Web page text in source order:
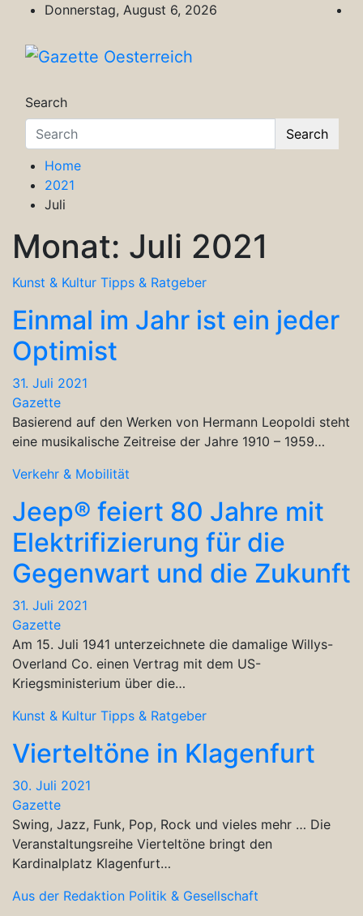
content
Donnerstag, August 6, 2026
Search
Search
Home
2021
Juli
Monat: Juli 2021
Kunst & Kultur Tipps & Ratgeber
Einmal im Jahr ist ein jeder
Optimist
31. Juli 2021
Gazette
Basierend auf den Werken von Hermann Leopoldi steht
eine musikalische Zeitreise der Jahre 1910 – 1959…
Verkehr & Mobilität
Jeep® feiert 80 Jahre mit
Elektrifizierung für die
Gegenwart und die Zukunft
31. Juli 2021
Gazette
Am 15. Juli 1941 unterzeichnete die damalige Willys-
Overland Co. einen Vertrag mit dem US-
Kriegsministerium über die…
Kunst & Kultur Tipps & Ratgeber
Vierteltöne in Klagenfurt
30. Juli 2021
Gazette
Swing, Jazz, Funk, Pop, Rock und vieles mehr … Die
Veranstaltungsreihe Vierteltöne bringt den
Kardinalplatz Klagenfurt…
Aus der Redaktion Politik & Gesellschaft